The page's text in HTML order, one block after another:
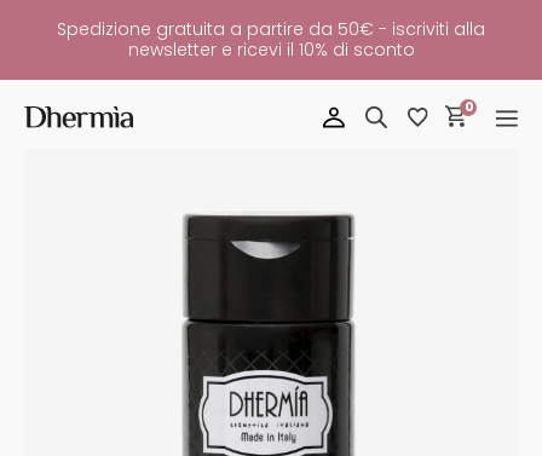
Spedizione gratuita a partire da 50€ - iscriviti alla
newsletter e ricevi il 10% di sconto
0